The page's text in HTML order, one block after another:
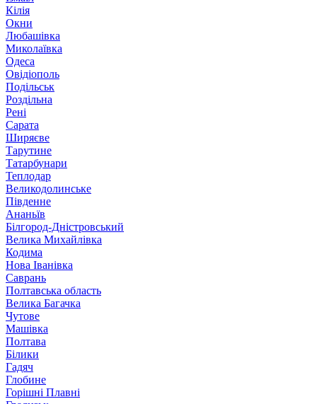
Кілія
Окни
Любашівка
Миколаївка
Одеса
Овідіополь
Подільськ
Роздільна
Рені
Сарата
Ширяєве
Тарутине
Татарбунари
Теплодар
Великодолинське
Південне
Ананьїв
Білгород-Дністровський
Велика Михайлівка
Кодима
Нова Іванівка
Саврань
Полтавська область
Велика Багачка
Чутове
Машівка
Полтава
Білики
Гадяч
Глобине
Горішні Плавні